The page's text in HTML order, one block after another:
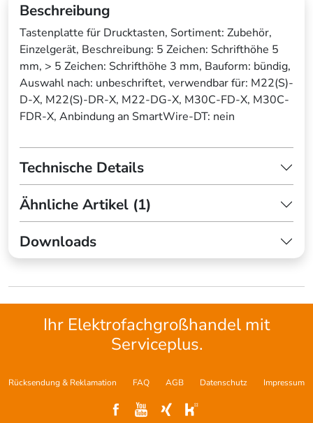
Beschreibung
Tastenplatte für Drucktasten, Sortiment: Zubehör,
Einzelgerät, Beschreibung: 5 Zeichen: Schrifthöhe 5
mm, > 5 Zeichen: Schrifthöhe 3 mm, Bauform: bündig,
Auswahl nach: unbeschriftet, verwendbar für: M22(S)-
D-X, M22(S)-DR-X, M22-DG-X, M30C-FD-X, M30C-
FDR-X, Anbindung an SmartWire-DT: nein
Technische Details
Ähnliche Artikel (1)
Downloads
Ihr Elektrofachgroßhandel mit
Serviceplus.
Rücksendung & Reklamation FAQ AGB Datenschutz Impressum